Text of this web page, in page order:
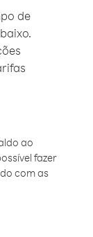
de
ao
fazer
com as